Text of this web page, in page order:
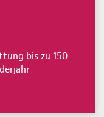
bis zu 150